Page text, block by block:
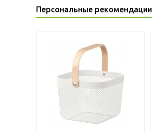
Персональные рекомендации